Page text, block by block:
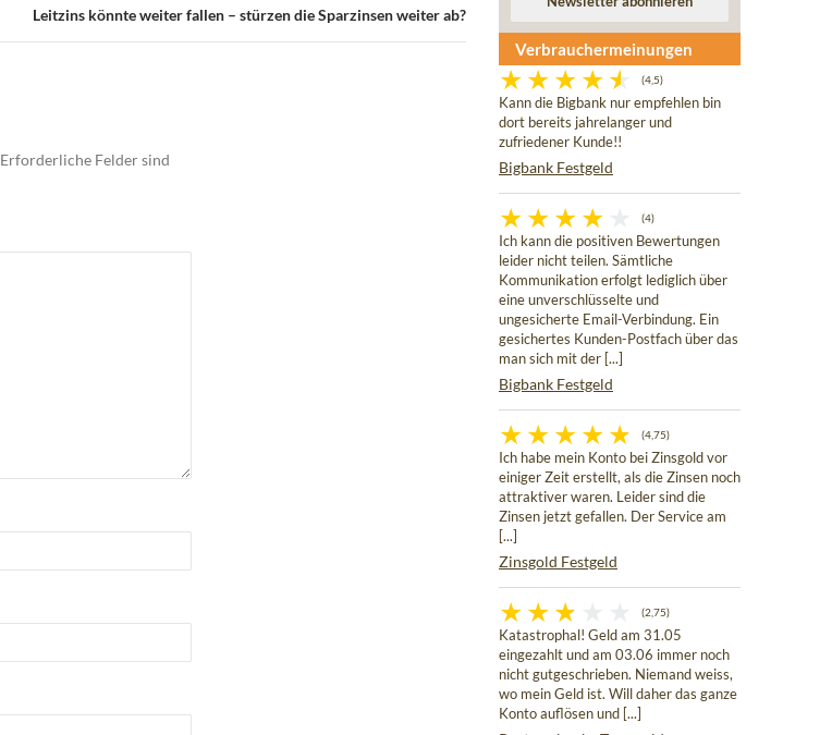
Leitzins könnte weiter fallen – stürzen die Sparzinsen weiter ab?
Erforderliche Felder sind
Verbrauchermeinungen
(4,5)
Kann die Bigbank nur empfehlen bin
dort bereits jahrelanger und
zufriedener Kunde!!
Bigbank Festgeld
(4)
Ich kann die positiven Bewertungen
leider nicht teilen. Sämtliche
Kommunikation erfolgt lediglich über
eine unverschlüsselte und
ungesicherte Email-Verbindung. Ein
gesichertes Kunden-Postfach über das
man sich mit der [...]
Bigbank Festgeld
(4,75)
Ich habe mein Konto bei Zinsgold vor
einiger Zeit erstellt, als die Zinsen noch
attraktiver waren. Leider sind die
Zinsen jetzt gefallen. Der Service am
[...]
Zinsgold Festgeld
(2,75)
Katastrophal! Geld am 31.05
eingezahlt und am 03.06 immer noch
nicht gutgeschrieben. Niemand weiss,
wo mein Geld ist. Will daher das ganze
Konto auflösen und [...]